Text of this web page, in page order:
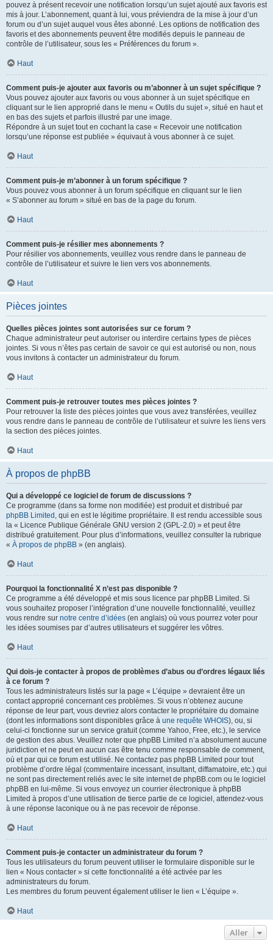
pouvez à présent recevoir une notification lorsqu’un sujet ajouté aux favoris est
mis à jour. L’abonnement, quant à lui, vous préviendra de la mise à jour d’un
forum ou d’un sujet auquel vous êtes abonné. Les options de notification des
favoris et des abonnements peuvent être modifiés depuis le panneau de
contrôle de l’utilisateur, sous les « Préférences du forum ».
Haut
Comment puis-je ajouter aux favoris ou m’abonner à un sujet spécifique ?
Vous pouvez ajouter aux favoris ou vous abonner à un sujet spécifique en
cliquant sur le lien approprié dans le menu « Outils du sujet », situé en haut et
en bas des sujets et parfois illustré par une image.
Répondre à un sujet tout en cochant la case « Recevoir une notification
lorsqu’une réponse est publiée » équivaut à vous abonner à ce sujet.
Haut
Comment puis-je m’abonner à un forum spécifique ?
Vous pouvez vous abonner à un forum spécifique en cliquant sur le lien
« S’abonner au forum » situé en bas de la page du forum.
Haut
Comment puis-je résilier mes abonnements ?
Pour résilier vos abonnements, veuillez vous rendre dans le panneau de
contrôle de l’utilisateur et suivre le lien vers vos abonnements.
Haut
Pièces jointes
Quelles pièces jointes sont autorisées sur ce forum ?
Chaque administrateur peut autoriser ou interdire certains types de pièces
jointes. Si vous n’êtes pas certain de savoir ce qui est autorisé ou non, nous
vous invitons à contacter un administrateur du forum.
Haut
Comment puis-je retrouver toutes mes pièces jointes ?
Pour retrouver la liste des pièces jointes que vous avez transférées, veuillez
vous rendre dans le panneau de contrôle de l’utilisateur et suivre les liens vers
la section des pièces jointes.
Haut
À propos de phpBB
Qui a développé ce logiciel de forum de discussions ?
Ce programme (dans sa forme non modifiée) est produit et distribué par
phpBB Limited , qui en est le légitime propriétaire. Il est rendu accessible sous
la « Licence Publique Générale GNU version 2 (GPL-2.0) » et peut être
distribué gratuitement. Pour plus d’informations, veuillez consulter la rubrique
« À propos de phpBB » (en anglais).
Haut
Pourquoi la fonctionnalité X n’est pas disponible ?
Ce programme a été développé et mis sous licence par phpBB Limited. Si
vous souhaitez proposer l’intégration d’une nouvelle fonctionnalité, veuillez
vous rendre sur notre centre d’idées (en anglais) où vous pourrez voter pour
les idées soumises par d’autres utilisateurs et suggérer les vôtres.
Haut
Qui dois-je contacter à propos de problèmes d’abus ou d’ordres légaux liés
à ce forum ?
Tous les administrateurs listés sur la page « L’équipe » devraient être un
contact approprié concernant ces problèmes. Si vous n’obtenez aucune
réponse de leur part, vous devriez alors contacter le propriétaire du domaine
(dont les informations sont disponibles grâce à une requête WHOIS), ou, si
celui-ci fonctionne sur un service gratuit (comme Yahoo, Free, etc.), le service
de gestion des abus. Veuillez noter que phpBB Limited n’a absolument aucune
juridiction et ne peut en aucun cas être tenu comme responsable de comment,
où et par qui ce forum est utilisé. Ne contactez pas phpBB Limited pour tout
problème d’ordre légal (commentaire incessant, insultant, diffamatoire, etc.) qui
ne sont pas directement reliés avec le site internet de phpBB.com ou le logiciel
phpBB en lui-même. Si vous envoyez un courrier électronique à phpBB
Limited à propos d’une utilisation de tierce partie de ce logiciel, attendez-vous
à une réponse laconique ou à ne pas recevoir de réponse.
Haut
Comment puis-je contacter un administrateur du forum ?
Tous les utilisateurs du forum peuvent utiliser le formulaire disponible sur le
lien « Nous contacter » si cette fonctionnalité a été activée par les
administrateurs du forum.
Les membres du forum peuvent également utiliser le lien « L’équipe ».
Haut
Aller